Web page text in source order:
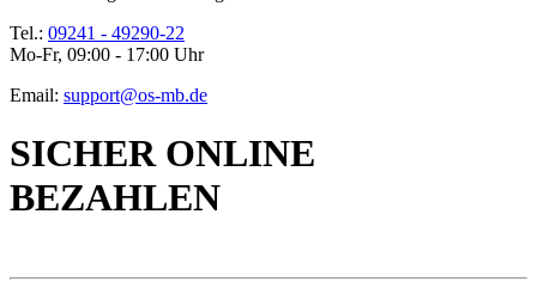
Tel.: 09241 - 49290-22
Mo-Fr, 09:00 - 17:00 Uhr
Email: support@os-mb.de
SICHER ONLINE
BEZAHLEN